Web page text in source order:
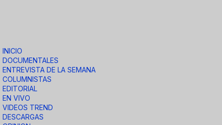
INICIO
DOCUMENTALES
ENTREVISTA DE LA SEMANA
COLUMNISTAS
EDITORIAL
EN VIVO
VIDEOS TREND
DESCARGAS